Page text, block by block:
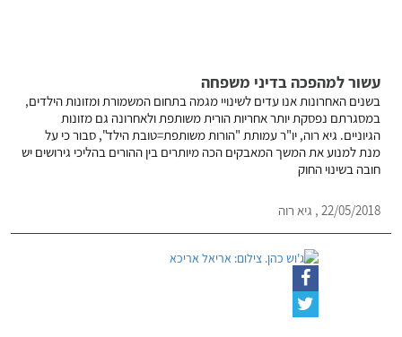
עשור למהפכה בדיני משפחה
בשנים האחרונות אנו עדים לשינויי מגמה בתחום המשמורת ומזונות הילדים,
במסגרתם נפסקת יותר אחריות הורית משותפת ולאחרונה גם מזונות
הגיוניים. גיא רוה, יו"ר עמותת "הורות משותפת=טובת הילד", סבור כי על
מנת למנוע את המשך המאבקים הכה מיותרים בין ההורים בהליכי גירושים יש
חובה בשינוי החוק
22/05/2018 , גיא רוה